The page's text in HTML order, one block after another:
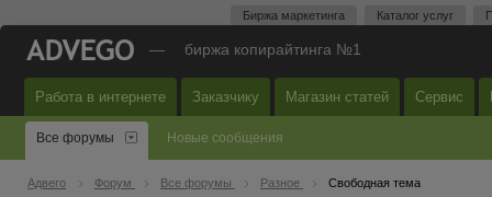
Биржа маркетинга Каталог услуг
— биржа копирайтинга №1
Работа в интернете Заказчику Магазин статей Сервис
Все форумы Новые сообщения
Адвего Форум Все форумы Разное Свободная тема